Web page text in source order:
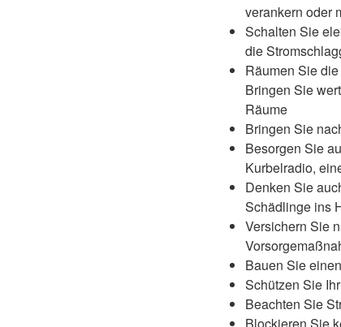
verankern oder
Schalten Sie
die
Räumen Sie
Bringen Sie
Räume
Bringen Sie
Besorgen Sie
Kurbelradio,
Denken Sie
Schädlinge ins
Versichern Sie
Bauen Sie
Schützen Sie
Beachten Sie